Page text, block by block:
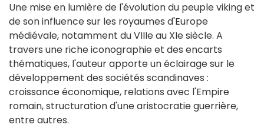
Une mise en lumière de l'évolution du peuple viking et
de son influence sur les royaumes d'Europe
médiévale, notamment du VIIIe au XIe siècle. A
travers une riche iconographie et des encarts
thématiques, l'auteur apporte un éclairage sur le
développement des sociétés scandinaves :
croissance économique, relations avec l'Empire
romain, structuration d'une aristocratie guerrière,
entre autres.